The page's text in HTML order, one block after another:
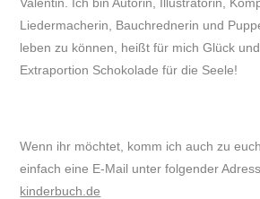
Liedermacherin, Bauchrednerin und
leben zu können, heißt für mich Glück
Extraportion Schokolade für die Seele!
Wenn ihr möchtet, komm ich auch zu
einfach eine E-Mail unter folgender
kinderbuch.de